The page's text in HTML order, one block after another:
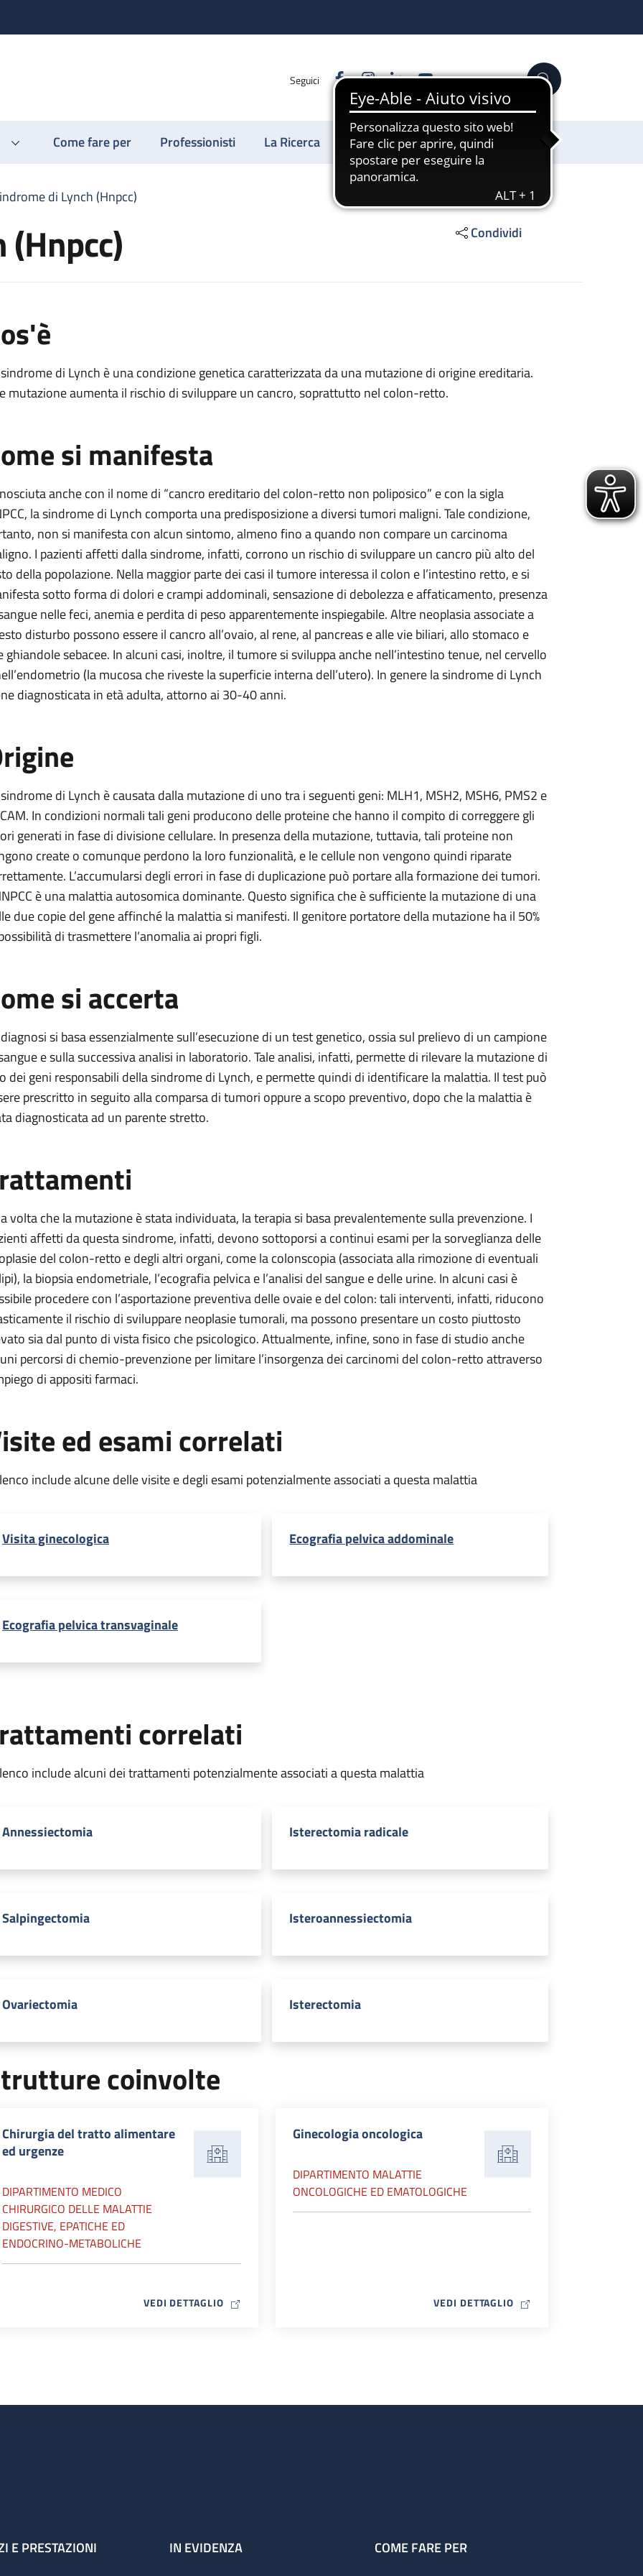
Seguici FacebookInstagram
LinkedinYouTube Cerca
Come fare per Professionisti La Ricerca Sostienici
di Lynch (Hnpcc)
(Hnpcc) Condividi
(Hnpcc)
di Lynch è una condizione genetica caratterizzata da una mutazione di origine ereditaria.
mutazione aumenta il rischio di sviluppare un cancro, soprattutto nel colon-retto.
si manifesta
anche con il nome di “cancro ereditario del colon-retto non poliposico” e con la sigla
la sindrome di Lynch comporta una predisposizione a diversi tumori maligni. Tale condizione,
non si manifesta con alcun sintomo, almeno fino a quando non compare un carcinoma
I pazienti affetti dalla sindrome, infatti, corrono un rischio di sviluppare un cancro più alto del
della popolazione. Nella maggior parte dei casi il tumore interessa il colon e l’intestino retto, e si
sotto forma di dolori e crampi addominali, sensazione di debolezza e affaticamento, presenza
nelle feci, anemia e perdita di peso apparentemente inspiegabile. Altre neoplasia associate a
disturbo possono essere il cancro all’ovaio, al rene, al pancreas e alle vie biliari, allo stomaco e
ghiandole sebacee. In alcuni casi, inoltre, il tumore si sviluppa anche nell’intestino tenue, nel cervello
(la mucosa che riveste la superficie interna dell’utero). In genere la sindrome di Lynch
diagnosticata in età adulta, attorno ai 30-40 anni.
di Lynch è causata dalla mutazione di uno tra i seguenti geni: MLH1, MSH2, MSH6, PMS2 e
In condizioni normali tali geni producono delle proteine che hanno il compito di correggere gli
generati in fase di divisione cellulare. In presenza della mutazione, tuttavia, tali proteine non
create o comunque perdono la loro funzionalità, e le cellule non vengono quindi riparate
L’accumularsi degli errori in fase di duplicazione può portare alla formazione dei tumori.
è una malattia autosomica dominante. Questo significa che è sufficiente la mutazione di una
due copie del gene affinché la malattia si manifesti. Il genitore portatore della mutazione ha il 50%
di trasmettere l’anomalia ai propri figli.
si accerta
si basa essenzialmente sull’esecuzione di un test genetico, ossia sul prelievo di un campione
e sulla successiva analisi in laboratorio. Tale analisi, infatti, permette di rilevare la mutazione di
dei geni responsabili della sindrome di Lynch, e permette quindi di identificare la malattia. Il test può
prescritto in seguito alla comparsa di tumori oppure a scopo preventivo, dopo che la malattia è
diagnosticata ad un parente stretto.
volta che la mutazione è stata individuata, la terapia si basa prevalentemente sulla prevenzione. I
affetti da questa sindrome, infatti, devono sottoporsi a continui esami per la sorveglianza delle
del colon-retto e degli altri organi, come la colonscopia (associata alla rimozione di eventuali
la biopsia endometriale, l’ecografia pelvica e l’analisi del sangue e delle urine. In alcuni casi è
procedere con l’asportazione preventiva delle ovaie e del colon: tali interventi, infatti, riducono
il rischio di sviluppare neoplasie tumorali, ma possono presentare un costo piuttosto
sia dal punto di vista fisico che psicologico. Attualmente, infine, sono in fase di studio anche
percorsi di chemio-prevenzione per limitare l’insorgenza dei carcinomi del colon-retto attraverso
di appositi farmaci.
ed esami correlati
include alcune delle visite e degli esami potenzialmente associati a questa malattia
Visita ginecologica Ecografia pelvica addominale
Ecografia pelvica transvaginale
correlati
include alcuni dei trattamenti potenzialmente associati a questa malattia
Annessiectomia Isterectomia radicale
Salpingectomia Isteroannessiectomia
Ovariectomia Isterectomia
coinvolte
Chirurgia del tratto alimentare
ed urgenze
DIPARTIMENTO MEDICO
CHIRURGICO DELLE MALATTIE
DIGESTIVE, EPATICHE ED
ENDOCRINO-METABOLICHE
VEDI DETTAGLIOMAP ICON
Ginecologia oncologica
DIPARTIMENTO MALATTIE
ONCOLOGICHE ED EMATOLOGICHE
VEDI DETTAGLIO MAP ICON
E PRESTAZIONI IN EVIDENZA
COME FARE PER